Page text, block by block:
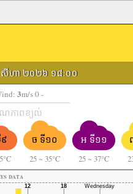
៦ សីហា ២០២៦ ១៨:០០
3m/s 0 -
ណភាពខ្យល់
ច ទី១០
25 ~ 35°C
អ ទី១១
25 ~ 37°C
data